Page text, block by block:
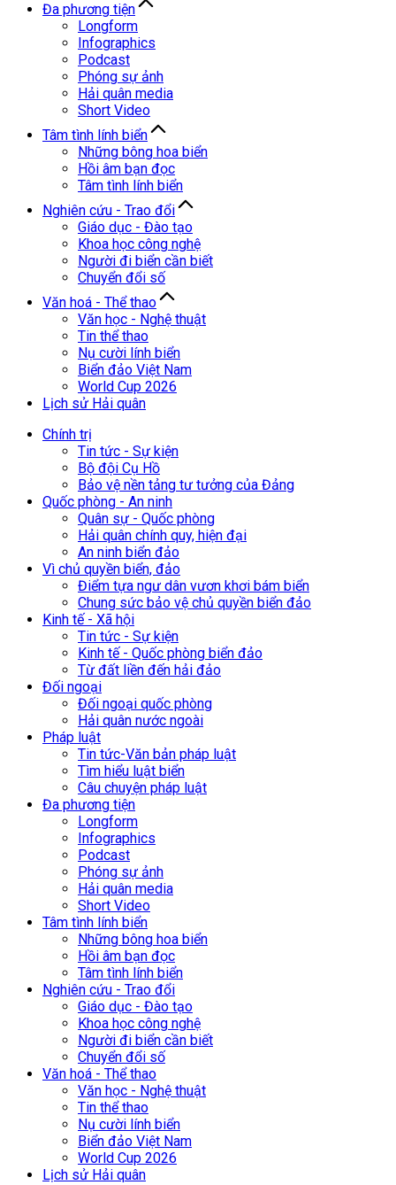
Đa phương tiện
Longform
Infographics
Podcast
Phóng sự ảnh
Hải quân media
Short Video
Tâm tình lính biển
Những bông hoa biển
Hồi âm bạn đọc
Tâm tình lính biển
Nghiên cứu - Trao đổi
Giáo dục - Đào tạo
Khoa học công nghệ
Người đi biển cần biết
Chuyển đổi số
Văn hoá - Thể thao
Văn học - Nghệ thuật
Tin thể thao
Nụ cười lính biển
Biển đảo Việt Nam
World Cup 2026
Lịch sử Hải quân
Chính trị
Tin tức - Sự kiện
Bộ đội Cụ Hồ
Bảo vệ nền tảng tư tưởng của Đảng
Quốc phòng - An ninh
Quân sự - Quốc phòng
Hải quân chính quy, hiện đại
An ninh biển đảo
Vì chủ quyền biển, đảo
Điểm tựa ngư dân vươn khơi bám biển
Chung sức bảo vệ chủ quyền biển đảo
Kinh tế - Xã hội
Tin tức - Sự kiện
Kinh tế - Quốc phòng biển đảo
Từ đất liền đến hải đảo
Đối ngoại
Đối ngoại quốc phòng
Hải quân nước ngoài
Pháp luật
Tin tức-Văn bản pháp luật
Tìm hiểu luật biển
Câu chuyện pháp luật
Đa phương tiện
Longform
Infographics
Podcast
Phóng sự ảnh
Hải quân media
Short Video
Tâm tình lính biển
Những bông hoa biển
Hồi âm bạn đọc
Tâm tình lính biển
Nghiên cứu - Trao đổi
Giáo dục - Đào tạo
Khoa học công nghệ
Người đi biển cần biết
Chuyển đổi số
Văn hoá - Thể thao
Văn học - Nghệ thuật
Tin thể thao
Nụ cười lính biển
Biển đảo Việt Nam
World Cup 2026
Lịch sử Hải quân